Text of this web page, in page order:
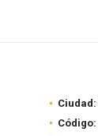
Ciudad:
Código: